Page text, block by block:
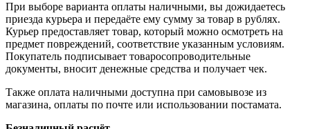
При выборе варианта оплаты наличными, вы дожидаетесь
приезда курьера и передаёте ему сумму за товар в рублях.
Курьер предоставляет товар, который можно осмотреть на
предмет повреждений, соответствие указанным условиям.
Покупатель подписывает товаросопроводительные
документы, вносит денежные средства и получает чек.
Также оплата наличными доступна при самовывозе из
магазина, оплаты по почте или использовании постамата.